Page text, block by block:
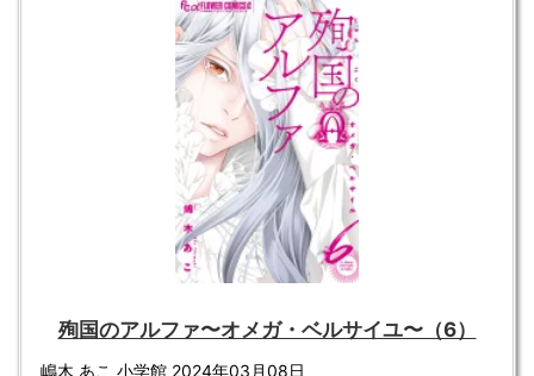
殉国のアルファ〜オメガ・ベルサイユ〜（6）
嶋木 あこ 小学館 2024年03月08日